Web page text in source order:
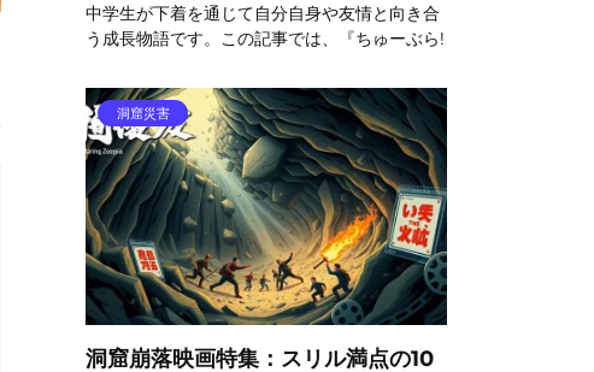
中学生が下着を通じて自分自身や友情と向き合
う成長物語です。この記事では、『ちゅーぶら!
洞窟災害
洞窟崩落映画特集：スリル満点の10